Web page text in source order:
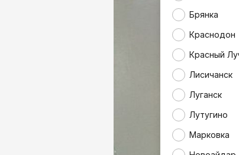
Брянка
Краснодон
Красный
Лисичанск
Луганск
Лутугино
Марковка